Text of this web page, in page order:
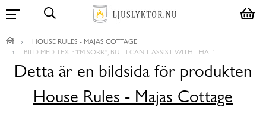
HOUSE RULES - MAJAS COTTAGE
BILD MED TEXT: 'I'M SORRY, BUT I CAN’T ASSIST WITH THAT'
Detta är en bildsida för produkten
House Rules - Majas Cottage